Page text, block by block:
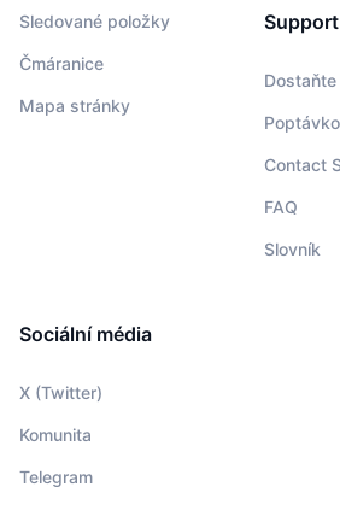
Sledované položky
Čmáranice
Mapa stránky
Support
Contact
FAQ
Slovník
Sociální média
X (Twitter)
Komunita
Telegram